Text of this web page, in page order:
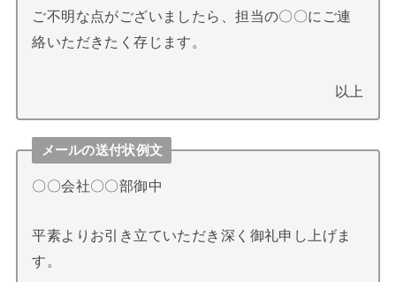
ご不明な点がございましたら、担当の〇〇にご連
絡いただきたく存じます。
以上
メールの送付状例文
〇〇会社〇〇部御中
平素よりお引き立ていただき深く御礼申し上げま
す。